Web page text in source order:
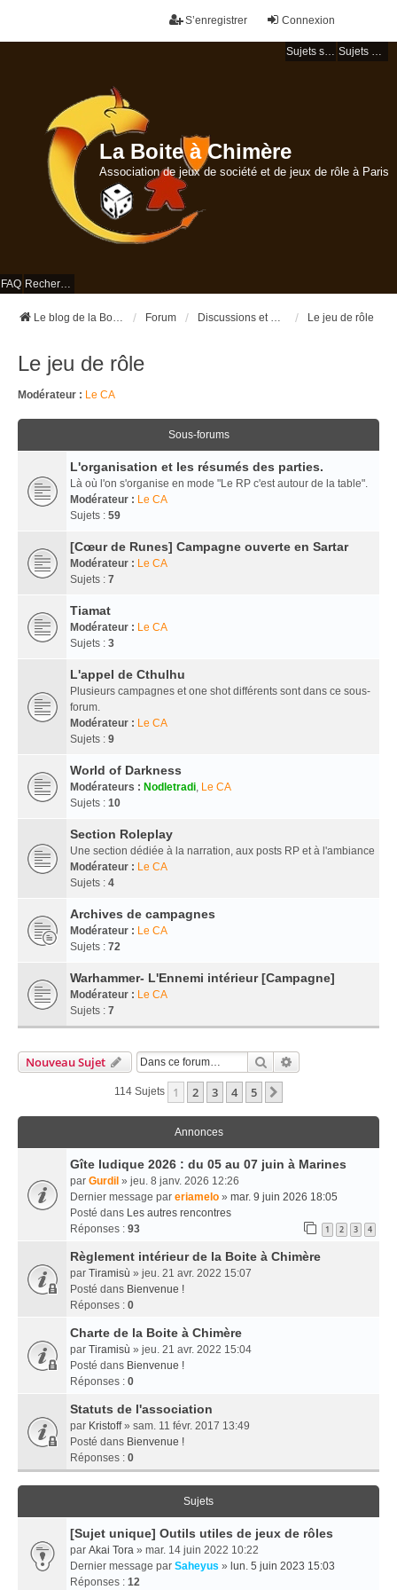
Connexion
S’enregistrer
Sujets sans réponse Sujets actifs
La Boite à Chimère
Association de jeux de société et de jeux de rôle à Paris
FAQ Rechercher
Le blog de la Boite à Chimère Forum Discussions et bavardages Le jeu de rôle
Le jeu de rôle
Modérateur : Le CA
Sous-forums
L'organisation et les résumés des parties.
Là où l'on s'organise en mode "Le RP c'est autour de la table".
Modérateur : Le CA
Sujets : 59
[Cœur de Runes] Campagne ouverte en Sartar
Modérateur : Le CA
Sujets : 7
Tiamat
Modérateur : Le CA
Sujets : 3
L'appel de Cthulhu
Plusieurs campagnes et one shot différents sont dans ce sous-
forum.
Modérateur : Le CA
Sujets : 9
World of Darkness
Modérateurs : Nodletradi, Le CA
Sujets : 10
Section Roleplay
Une section dédiée à la narration, aux posts RP et à l'ambiance
Modérateur : Le CA
Sujets : 4
Archives de campagnes
Modérateur : Le CA
Sujets : 72
Warhammer- L'Ennemi intérieur [Campagne]
Modérateur : Le CA
Sujets : 7
Nouveau Sujet Rechercher
114 Sujets 1 2 3 4 5
Annonces
Gîte ludique 2026 : du 05 au 07 juin à Marines
par Gurdil » jeu. 8 janv. 2026 12:26
Dernier message par eriamelo » mar. 9 juin 2026 18:05
Posté dans Les autres rencontres
Réponses : 93 1 2 3 4
Règlement intérieur de la Boite à Chimère
par Tiramisù » jeu. 21 avr. 2022 15:07
Posté dans Bienvenue !
Réponses : 0
Charte de la Boite à Chimère
par Tiramisù » jeu. 21 avr. 2022 15:04
Posté dans Bienvenue !
Réponses : 0
Statuts de l'association
par Kristoff» sam. 11 févr. 2017 13:49
Posté dans Bienvenue !
Réponses : 0
Sujets
[Sujet unique] Outils utiles de jeux de rôles
par Akai Tora » mar. 14 juin 2022 10:22
Dernier message par Saheyus » lun. 5 juin 2023 15:03
Réponses : 12